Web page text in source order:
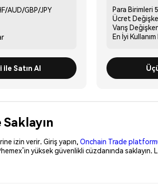
AUD/GBP/JPY
Satın Al
Para Birimleri
Ücret
Varış
En İyi Kullanım
izin verir. Giriş yapın, Onchain Trade
yüksek güvenlikli cüzdanında saklayın.